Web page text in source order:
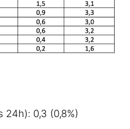
24h): 0,3 (0,8%)